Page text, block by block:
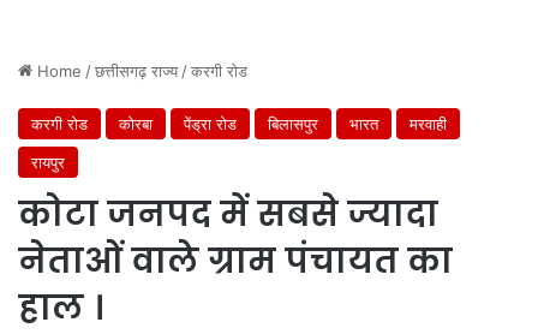
Home /छत्तीसगढ़ राज्य/करगी रोड
करगी रोड कोरबा पेंड्रा रोड बिलासपुर भारत
मरवाही
रायपुर
कोटा जनपद में सबसे ज्यादा
नेताओं वाले ग्राम पंचायत का
हाल ।